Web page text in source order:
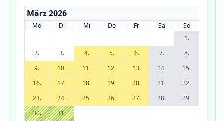
März 2026
Mo Di Mi Do Fr Sa
So
1.
2.
3. 4. 5. 6. 7.
8.
9.
10. 11. 12. 13. 14.
15.
16.
17. 18. 19. 20. 21.
22.
23.
24. 25. 26. 27. 28.
29.
30.
31.